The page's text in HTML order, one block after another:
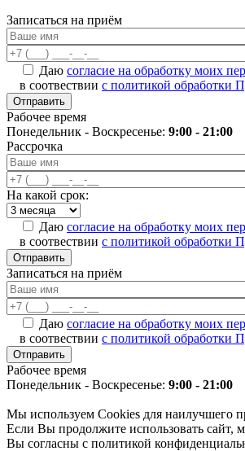
Записаться на приём
Даю согласие на обработку моих
в соотвествии с политикой обработки
Рабочее время
Понедельник - Воскресенье: 9:00 - 21:00
Рассрочка
На какой срок:
Даю согласие на обработку моих
в соотвествии с политикой обработки
Записаться на приём
Даю согласие на обработку моих
в соотвествии с политикой обработки
Рабочее время
Понедельник - Воскресенье: 9:00 - 21:00
Мы используем Cookies для наилучшего
Если Вы продолжите использовать сайт,
Вы согласны с политикой